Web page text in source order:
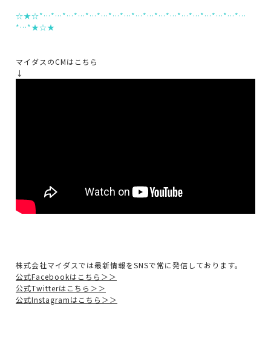
☆★☆*…*…*…*…*…*…*…*…*…*…*…*…*…*…*…*…*…*…
*…*★☆★
マイダスのCMはこちら
↓
株式会社マイダスでは最新情報をSNSで常に発信しております。
公式Facebookはこちら＞＞
公式Twitterはこちら＞＞
公式Instagramはこちら＞＞